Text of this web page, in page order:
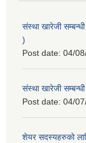
संस्था खारेजी
)
Post date: 04/
संस्था खारेजी
Post date: 04/
शेयर सदस्यहरुको